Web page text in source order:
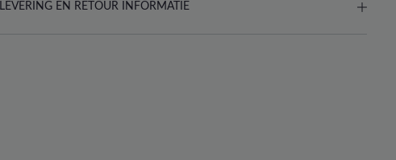
LEVERING EN RETOUR INFORMATIE